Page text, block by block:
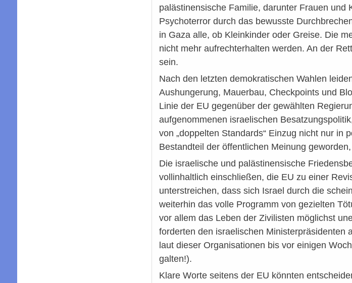
palästinensische Familie, darunter Frauen
Psychoterror durch das bewusste
in Gaza alle, ob Kleinkinder oder Greise. Die
nicht mehr aufrechterhalten werden. An der
sein.
Nach den letzten demokratischen Wahlen
Aushungerung, Mauerbau, Checkpoints und
Linie der EU gegenüber der gewählten
aufgenommenen israelischen
von „doppelten Standards“ Einzug nicht nur in
Bestandteil der öffentlichen Meinung
Die israelische und palästinensische
vollinhaltlich einschließen, die EU zu einer
unterstreichen, dass sich Israel durch die
weiterhin das volle Programm von gezielten
vor allem das Leben der Zivilisten möglichst
forderten den israelischen Ministerpräsidenten
laut dieser Organisationen bis vor einigen
galten!).
Klare Worte seitens der EU könnten